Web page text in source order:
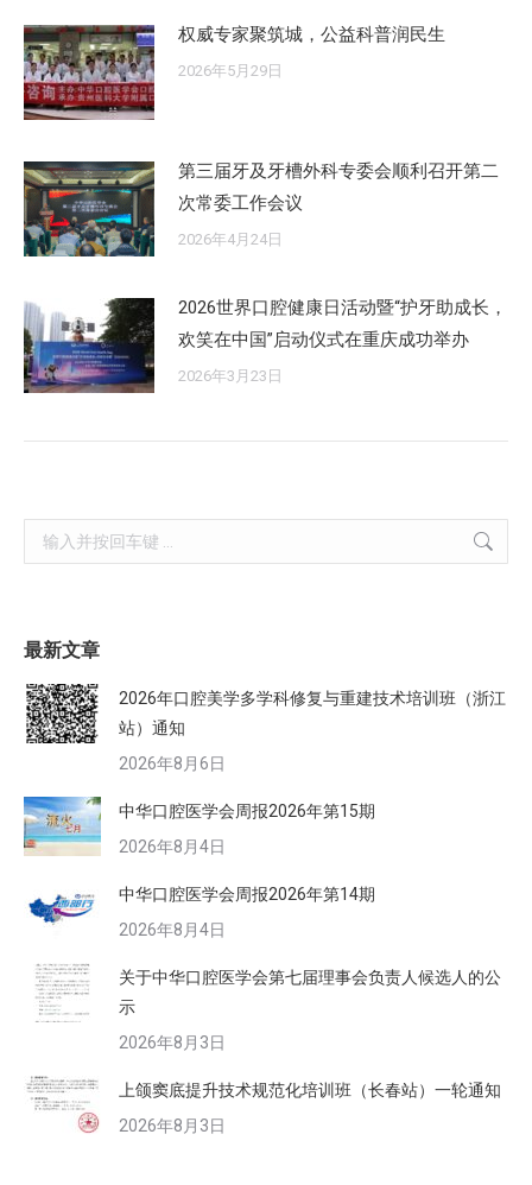
权威专家聚筑城，公益科普润民生
2026年5月29日
第三届牙及牙槽外科专委会顺利召开第二
次常委工作会议
2026年4月24日
2026世界口腔健康日活动暨“护牙助成长，
欢笑在中国”启动仪式在重庆成功举办
2026年3月23日
Search:
最新文章
2026年口腔美学多学科修复与重建技术培训班（浙江
站）通知
2026年8月6日
中华口腔医学会周报2026年第15期
2026年8月4日
中华口腔医学会周报2026年第14期
2026年8月4日
关于中华口腔医学会第七届理事会负责人候选人的公
示
2026年8月3日
上颌窦底提升技术规范化培训班（长春站）一轮通知
2026年8月3日